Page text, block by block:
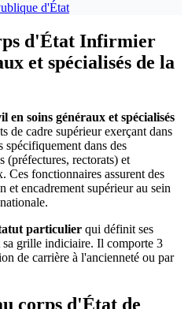
d'État
d'État Infirmier
et spécialisés de la
en soins généraux et spécialisés
de cadre supérieur exerçant dans
dans des
(préfectures, rectorats) et
Ces fonctionnaires assurent des
et encadrement supérieur au sein
particulier qui définit ses
sa grille indiciaire. Il comporte 3
de carrière à l'ancienneté ou par
corps d'État de